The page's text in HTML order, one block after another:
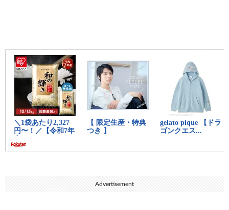
Advertisement